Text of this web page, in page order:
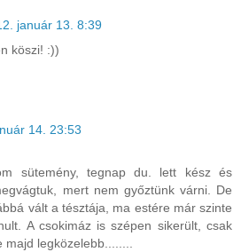
január 13. 8:39
köszi! :))
14. 23:53
sütemény, tegnap du. lett kész és
mert nem győztünk várni. De
vált a tésztája, ma estére már szinte
A csokimáz is szépen sikerült, csak
legközelebb........